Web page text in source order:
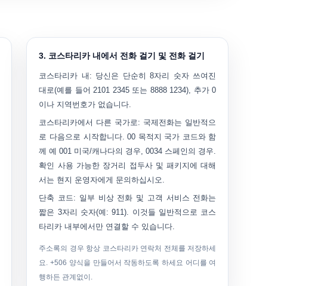
3. 코스타리카 내에서 전화 걸기 및 전화 걸기
코스타리카 내: 당신은 단순히8자리 숫자쓰여진
대로(예를 들어2101 2345또는 8888 1234), 추가 0
이나 지역번호가 없습니다.
코스타리카에서 다른 국가로: 국제전화는 일반적으
로 다음으로 시작합니다.00 목적지 국가 코드와 함
께 예001 미국/캐나다의 경우,0034 스페인의 경우.
확인 사용 가능한 장거리 접두사 및 패키지에 대해
서는 현지 운영자에게 문의하십시오.
단축 코드: 일부 비상 전화 및 고객 서비스 전화는
짧은 3자리 숫자(예:911). 이것들 일반적으로 코스
타리카 내부에서만 연결할 수 있습니다.
주소록의 경우 항상 코스타리카 연락처 전체를 저장하세
요.+506 양식을 만들어서 작동하도록 하세요 어디를 여
행하든 관계없이.